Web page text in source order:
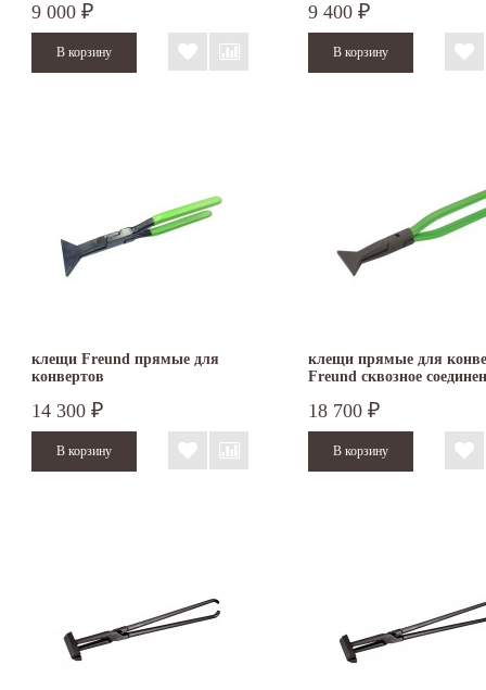
9 000 ₽ 9 400 ₽
клещи Freund прямые для
конвертов
14 300 ₽
клещи прямые для
Freund сквозное
18 700 ₽